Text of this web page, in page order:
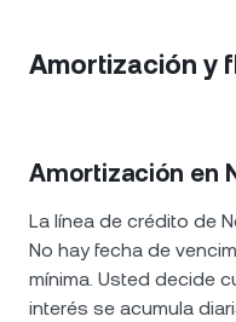
Amortización y
Amortización en
La línea de crédito de
No hay fecha de
mínima. Usted decide
interés se acumula